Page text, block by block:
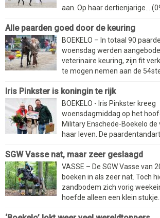
aan. Op haar dertienjarige...
Alle paarden goed door de keuring
BOEKELO – In totaal 90
woensdag werden
veterinaire keuring, zijn fit
te mogen nemen aan de
Iris Pinkster is koningin te rijk
BOEKELO - Iris Pinkster kreeg
woensdagmiddag op het
Military Enschede-Boekelo de
haar leven. De
SGW Vasse nat, maar zeer geslaagd
VASSE – De SGW Vasse van
boeken in als zeer nat. Toch
zandbodem zich vorig
hoefde alleen een klein